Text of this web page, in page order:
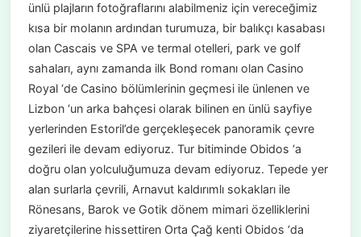
ünlü plajların fotoğraflarını alabilmeniz için vereceğimiz
kısa bir molanın ardından turumuza, bir balıkçı kasabası
olan Cascais ve SPA ve termal otelleri, park ve golf
sahaları, aynı zamanda ilk Bond romanı olan Casino
Royal ‘de Casino bölümlerinin geçmesi ile ünlenen ve
Lizbon ‘un arka bahçesi olarak bilinen en ünlü sayfiye
yerlerinden Estoril’de gerçekleşecek panoramik çevre
gezileri ile devam ediyoruz. Tur bitiminde Obidos ‘a
doğru olan yolculuğumuza devam ediyoruz. Tepede yer
alan surlarla çevrili, Arnavut kaldırımlı sokakları ile
Rönesans, Barok ve Gotik dönem mimari özelliklerini
ziyaretçilerine hissettiren Orta Çağ kenti Obidos ‘da